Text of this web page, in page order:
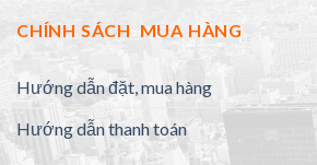
CHÍNH SÁCH MUA HÀNG
Hướng dẫn đặt, mua hàng
Hướng dẫn thanh toán